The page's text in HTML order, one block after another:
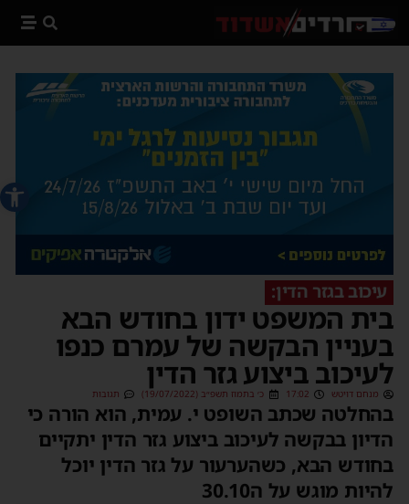
פתח
עיכוב בגזר הדין:
בית המשפט ידון בחודש הבא
בעניין הבקשה של עמרם כנפו
לעיכוב ביצוע גזר הדין
מנחם דויטש 17:02 כ׳ בתמוז תשפ״ב (19/07/2022) תגובות
בהחלטה שכתב השופט י. עמית, הוא הורה כי
הדיון בבקשה לעיכוב ביצוע גזר הדין יתקיים
בחודש הבא, כשהערעור על גזר הדין יוכל
להיות מוגש על ה30.10